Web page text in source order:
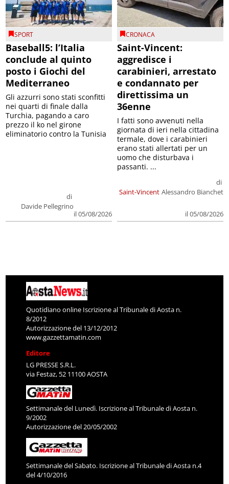
SPORT
Baseball5: l’Italia
conclude al quinto
posto i Giochi del
Mediterraneo
di
Davide Pellegrino
il 05/08/2026
Gli azzurri sono stati sconfitti
nei quarti di finale dalla
Turchia, pagando a caro
prezzo il ko nel girone
eliminatorio contro la Tunisia
CRONACA
Saint-Vincent:
aggredisce i
carabinieri, arrestato
e condannato per
direttissima un
36enne
Saint-Vincent
di
Alessandro Bianchet
il 05/08/2026
I fatti sono avvenuti nella
giornata di ieri nella cittadina
termale, dove i carabinieri
erano stati allertati per un
uomo che disturbava i
passanti. ...
Quotidiano online Iscrizione al Tribunale di Aosta n.
8/2012
Autorizzazione del 13/12/2012
www.gazzettamatin.com
Editore
LG PRESSE S.R.L.
via Festaz, 52 11100 AOSTA
Settimanale del Lunedì. Iscrizione al Tribunale di Aosta n.
9/2002
Autorizzazione del 20/05/2002
Settimanale del Sabato. Iscrizione al Tribunale di Aosta n.4
del 4/10/2016